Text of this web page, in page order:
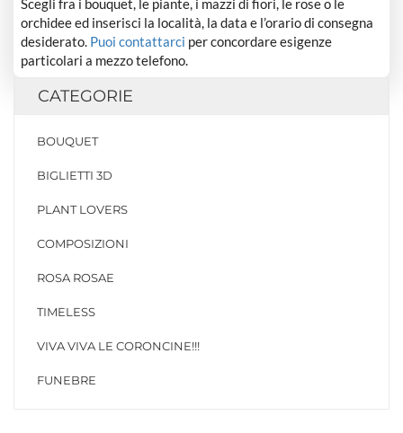
Scegli fra i bouquet, le piante, i mazzi di fiori, le rose o le
orchidee ed inserisci la località, la data e l’orario di consegna
desiderato. Puoi contattarci per concordare esigenze
particolari a mezzo telefono.
CATEGORIE
BOUQUET
BIGLIETTI 3D
PLANT LOVERS
COMPOSIZIONI
ROSA ROSAE
TIMELESS
VIVA VIVA LE CORONCINE!!!
FUNEBRE